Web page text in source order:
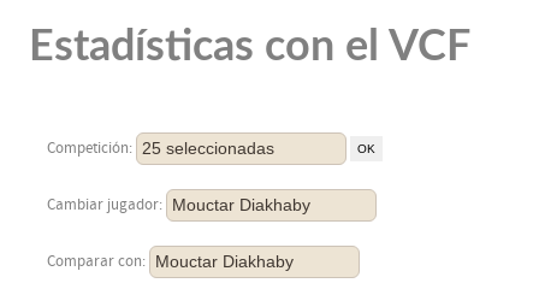
Estadísticas con el VCF
Competición: 25 seleccionadas
Cambiar jugador: Mouctar Diakhaby
Comparar con: Mouctar Diakhaby